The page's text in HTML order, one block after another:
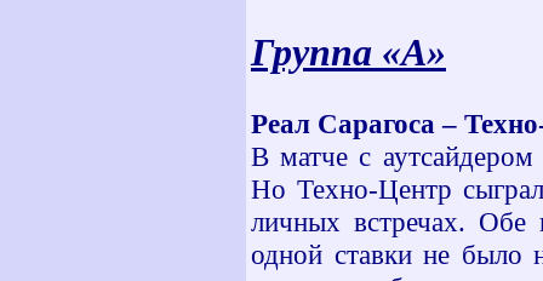
Группа «A»
Реал Сарагоса –
В матче с
Но Техно-Центр
личных встречах. Обе
одной ставки не было